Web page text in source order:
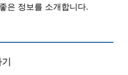
은 정보를 소개합니다.